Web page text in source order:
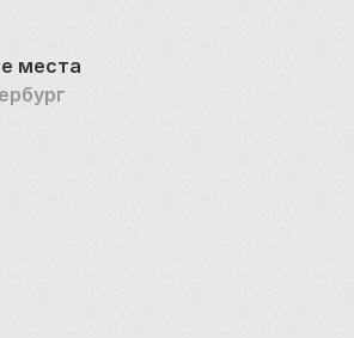
где должен был возвышаться
колосс, был
плавательный бассейн (самый
Союза бассейн
В наше время здесь
золотые купола Храма Христа
Дворец Советов
утопией советской
места